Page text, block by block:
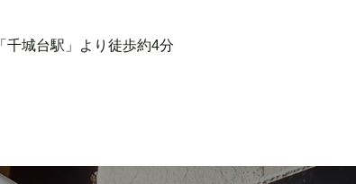
千城台駅」より徒歩約4分